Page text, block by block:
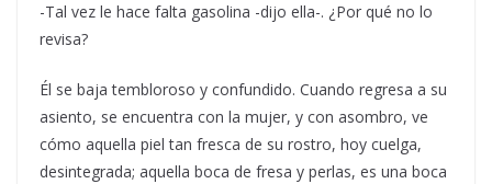
-Tal vez le hace falta gasolina -dijo ella-. ¿Por qué no lo
revisa?
Él se baja tembloroso y confundido. Cuando regresa a su
asiento, se encuentra con la mujer, y con asombro, ve
cómo aquella piel tan fresca de su rostro, hoy cuelga,
desintegrada; aquella boca de fresa y perlas, es una boca